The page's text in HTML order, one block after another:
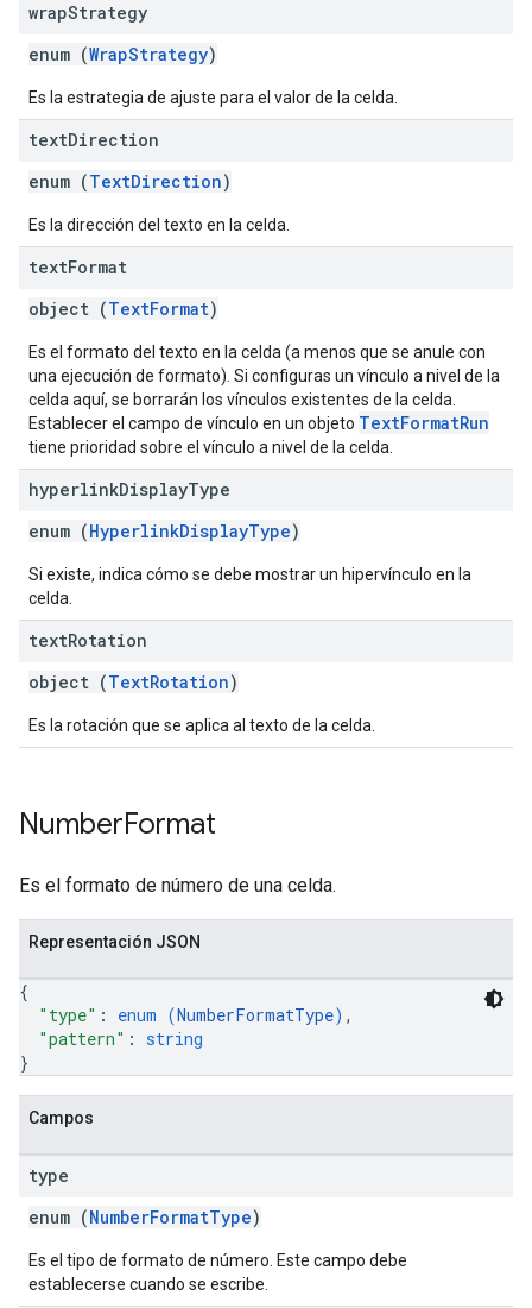
wrapStrategy
enum (WrapStrategy)
Es la estrategia de ajuste para el valor de la celda.
textDirection
enum (TextDirection)
Es la dirección del texto en la celda.
textFormat
object (TextFormat)
Es el formato del texto en la celda (a menos que se anule con
una ejecución de formato). Si configuras un vínculo a nivel de la
celda aquí, se borrarán los vínculos existentes de la celda.
Establecer el campo de vínculo en un objeto TextFormatRun
tiene prioridad sobre el vínculo a nivel de la celda.
hyperlinkDisplayType
enum (HyperlinkDisplayType)
Si existe, indica cómo se debe mostrar un hipervínculo en la
celda.
textRotation
object (TextRotation)
Es la rotación que se aplica al texto de la celda.
NumberFormat
Es el formato de número de una celda.
Representación JSON
{
"type" : enum (NumberFormatType) ,
"pattern" : string
}
Campos
type
enum (NumberFormatType)
Es el tipo de formato de número. Este campo debe
establecerse cuando se escribe.